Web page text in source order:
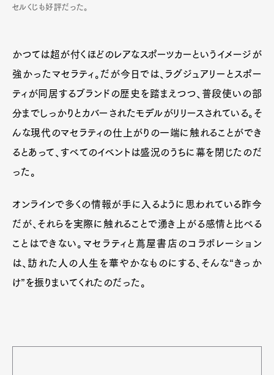
セルくじも好評だった。
かつては超が付くほどのレアなスポーツカーというイメージが
強かったマセラティ。だが今日では、ラグジュアリーとスポー
ティが同居するブランドの歴史を踏まえつつ、普段使いの部
分までしっかりとカバーされたモデルがリリースされている。そ
んな現代のマセラティの仕上がりの一端に触れることができ
るとあって、すべてのイベントは盛況のうちに幕を閉じたのだ
った。
オンラインで多くの情報が手に入るように思われている昨今
だが、それらを実際に触れることで湧き上がる感情と比べる
ことはできない。マセラティと蔦屋書店のコラボレーション
は、訪れた人の人生を華やかなものにする、そんな“きっか
け”を振りまいてくれたのだった。